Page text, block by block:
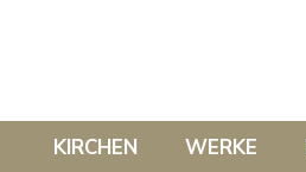
KIRCHEN WERKE